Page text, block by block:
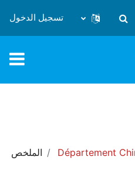
تبديل إدخال البحث
تسجيل الدخول
Département الملخص